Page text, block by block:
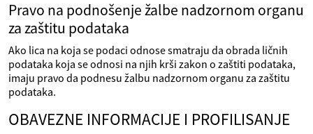
Pravo na podnošenje žalbe nadzornom organu
za zaštitu podataka
Ako lica na koja se podaci odnose smatraju da obrada ličnih
podataka koja se odnosi na njih krši zakon o zaštiti podataka,
imaju pravo da podnesu žalbu nadzornom organu za zaštitu
podataka.
OBAVEZNE INFORMACIJE I PROFILISANJE